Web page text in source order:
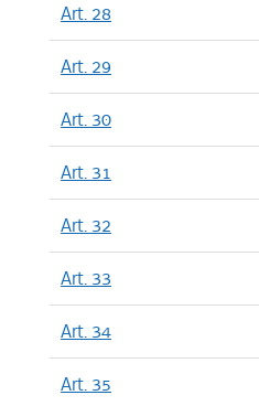
Art. 28
Art. 29
Art. 30
Art. 31
Art. 32
Art. 33
Art. 34
Art. 35